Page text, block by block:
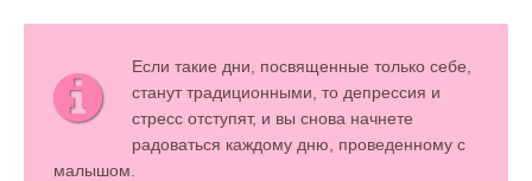
Если такие дни, посвященные только себе,
станут традиционными, то депрессия и
стресс отступят, и вы снова начнете
радоваться каждому дню, проведенному с
малышом.